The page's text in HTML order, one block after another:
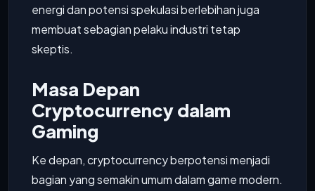
energi dan potensi spekulasi berlebihan juga
membuat sebagian pelaku industri tetap
skeptis.
Masa Depan
Cryptocurrency dalam
Gaming
Ke depan, cryptocurrency berpotensi menjadi
bagian yang semakin umum dalam game modern.